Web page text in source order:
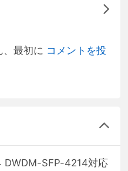
、最初に コメントを投
DWDM-SFP-4214対応